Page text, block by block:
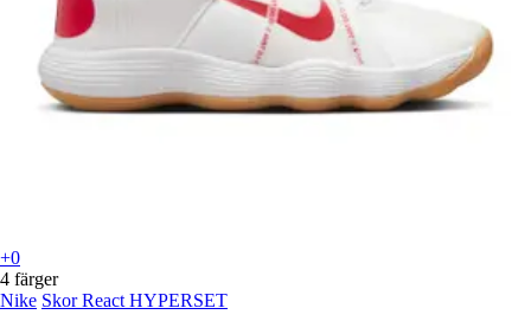
+0
4 färger
Nike Skor React HYPERSET